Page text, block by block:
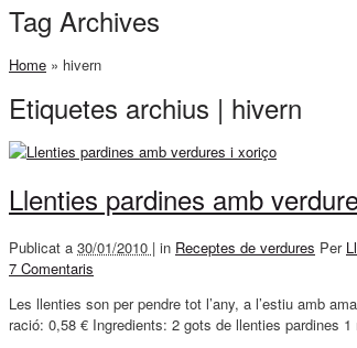
Tag Archives
Home » hivern
Etiquetes archius | hivern
Llenties pardines amb
Publicat a 30/01/2010 | in Receptes de verdures Per
7 Comentaris
Les llenties son per pendre tot l’any, a l’estiu amb
ració: 0,58 € Ingredients: 2 gots de llenties pardines